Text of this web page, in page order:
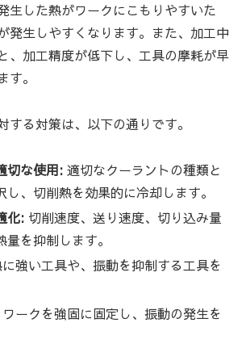
生した熱がワークにこもりやすいた
発生しやすくなります。また、加工中
、加工精度が低下し、工具の摩耗が早
す。
する対策は、以下の通りです。
切な使用: 適切なクーラントの種類と
、切削熱を効果的に冷却します。
化: 切削速度、送り速度、切り込み量
を抑制します。
強い工具や、振動を抑制する工具を
ワークを強固に固定し、振動の発生を